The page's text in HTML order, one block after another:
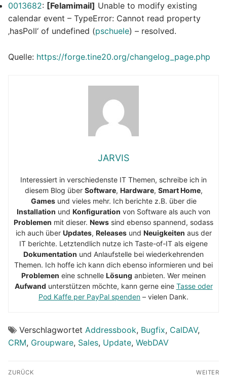
0013682: [Felamimail] Unable to modify existing
calendar event – TypeError: Cannot read property
‚hasPoll‘ of undefined (pschuele) – resolved.
Quelle: https://forge.tine20.org/changelog_page.php
JARVIS
Interessiert in verschiedenste IT Themen, schreibe ich in
diesem Blog über Software, Hardware, Smart Home,
Gamesund vieles mehr. Ich berichte z.B. über die
Installation und Konfiguration von Software als auch von
Problemen mit dieser. News sind ebenso spannend, sodass
ich auch über Updates, Releasesund Neuigkeiten aus der
IT berichte. Letztendlich nutze ich Taste-of-IT als eigene
Dokumentation und Anlaufstelle bei wiederkehrenden
Themen. Ich hoffe ich kann dich ebenso informieren und bei
Problemen eine schnelle Lösung anbieten. Wer meinen
Aufwand unterstützen möchte, kann gerne eine Tasse oder
Pod Kaffe per PayPal spenden – vielen Dank.
Verschlagwortet Addressbook, Bugfix, CalDAV,
CRM, Groupware, Sales, Update, WebDAV
Beitragsnavigation
ZURÜCK WEITER